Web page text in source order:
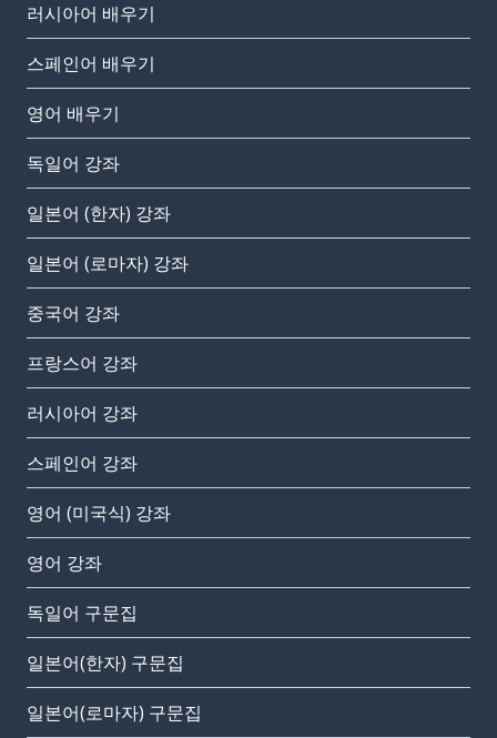
러시아어 배우기
스페인어 배우기
영어 배우기
독일어 강좌
일본어 (한자) 강좌
일본어 (로마자) 강좌
중국어 강좌
프랑스어 강좌
러시아어 강좌
스페인어 강좌
영어 (미국식) 강좌
영어 강좌
독일어 구문집
일본어(한자) 구문집
일본어(로마자) 구문집